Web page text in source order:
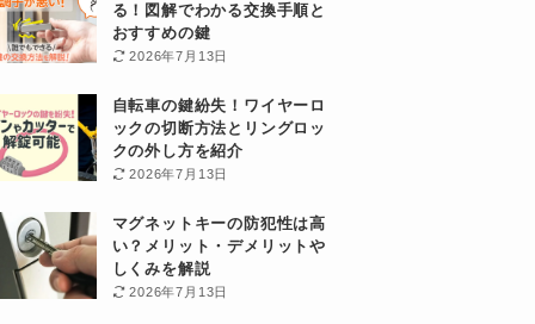
る！図解でわかる交換手順と
おすすめの鍵
2026年7月13日
自転車の鍵紛失！ワイヤーロ
ックの切断方法とリングロッ
クの外し方を紹介
2026年7月13日
マグネットキーの防犯性は高
い？メリット・デメリットや
しくみを解説
2026年7月13日